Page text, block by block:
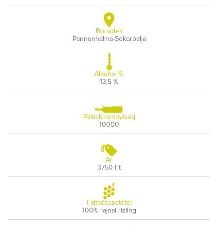
Borvidék
Pannonhalma-Sokoróalja
Alkohol %
13,5 %
Palackmennyiség
10000
Ár
3750 Ft
Fajtaösszetétel
100% rajnai rizling